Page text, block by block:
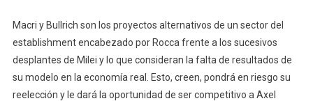
Macri y Bullrich son los proyectos alternativos de un sector del
establishment encabezado por Rocca frente a los sucesivos
desplantes de Milei y lo que consideran la falta de resultados de
su modelo en la economía real. Esto, creen, pondrá en riesgo su
reelección y le dará la oportunidad de ser competitivo a Axel